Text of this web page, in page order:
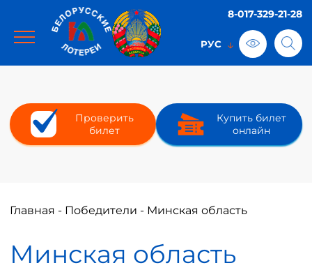
8-017-329-21-28
Проверить
билет
Купить билет
онлайн
Главная - Победители - Минская область
Минская область